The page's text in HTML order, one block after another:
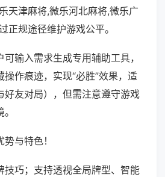
天津麻将,微乐河北麻将,微乐广
正规途径维护游戏公平。
输入需求生成专用辅助工具，
作痕迹，实现“必胜”效果，适
好友对局），但需注意遵守游戏
与特色！
技巧；支持透视全局牌型、智能